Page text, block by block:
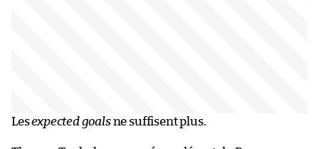
Lesexpected goalsne suffisent plus.